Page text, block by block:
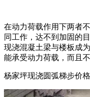
在动力荷载作用下两者
同工作，达不到加固的
现浇混凝土梁与楼板成
能承受动力荷载，而且
杨家坪现浇圆弧梯步价格